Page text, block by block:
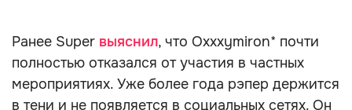
Ранее Super выяснил, что Oxxxymiron* почти
полностью отказался от участия в частных
мероприятиях. Уже более года рэпер держится
в тени и не появляется в социальных сетях. Он